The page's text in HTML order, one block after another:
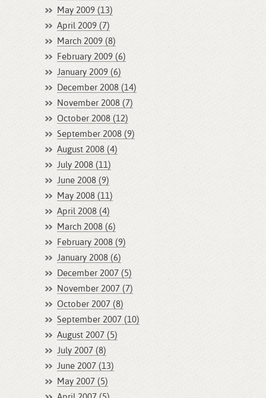
May 2009 (13)
April 2009 (7)
March 2009 (8)
February 2009 (6)
January 2009 (6)
December 2008 (14)
November 2008 (7)
October 2008 (12)
September 2008 (9)
August 2008 (4)
July 2008 (11)
June 2008 (9)
May 2008 (11)
April 2008 (4)
March 2008 (6)
February 2008 (9)
January 2008 (6)
December 2007 (5)
November 2007 (7)
October 2007 (8)
September 2007 (10)
August 2007 (5)
July 2007 (8)
June 2007 (13)
May 2007 (5)